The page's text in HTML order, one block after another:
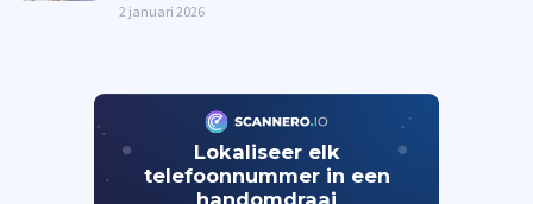
2 januari 2026
Lokaliseer elk
telefoonnummer in een
handomdraai